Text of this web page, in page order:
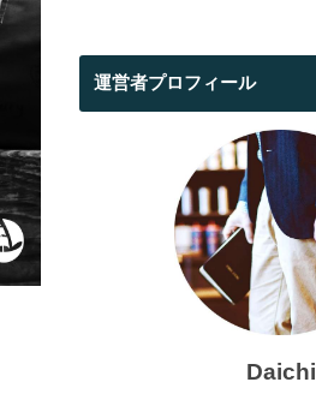
運営者プロフィール
Daichi